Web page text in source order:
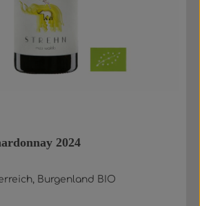
2024
Burgenland BIO